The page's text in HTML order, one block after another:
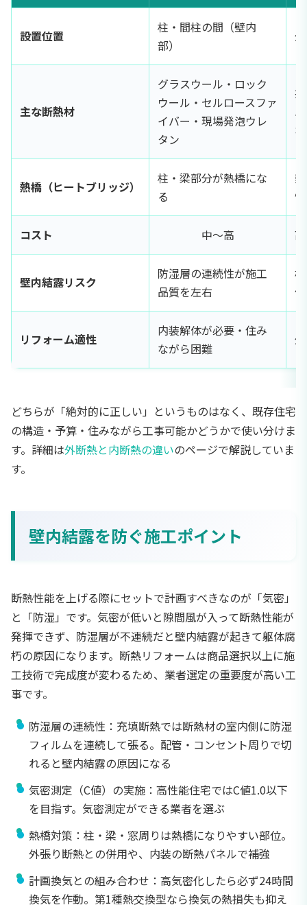
設置位置
柱・間柱の間（壁内
部）
主な断熱材
グラスウール・ロック
ウール・セルロースファ
イバー・現場発泡ウレ
タン
熱橋（ヒートブリッジ）
柱・梁部分が熱橋にな
る
コスト 中〜高
壁内結露リスク
防湿層の連続性が施工
品質を左右
リフォーム適性
内装解体が必要・住み
ながら困難
どちらが「絶対的に正しい」というものはなく、既存住宅
の構造・予算・住みながら工事可能かどうかで使い分けま
す。詳細は外断熱と内断熱の違いのページで解説していま
す。
壁内結露を防ぐ施工ポイント
断熱性能を上げる際にセットで計画すべきなのが「気密」
と「防湿」です。気密が低いと隙間風が入って断熱性能が
発揮できず、防湿層が不連続だと壁内結露が起きて躯体腐
朽の原因になります。断熱リフォームは商品選択以上に施
工技術で完成度が変わるため、業者選定の重要度が高い工
事です。
防湿層の連続性：充填断熱では断熱材の室内側に防湿
フィルムを連続して張る。配管・コンセント周りで切
れると壁内結露の原因になる
気密測定（C値）の実施：高性能住宅ではC値1.0以下
を目指す。気密測定ができる業者を選ぶ
熱橋対策：柱・梁・窓周りは熱橋になりやすい部位。
外張り断熱との併用や、内装の断熱パネルで補強
計画換気との組み合わせ：高気密化したら必ず24時間
換気を作動。第1種熱交換型なら換気の熱損失も抑え